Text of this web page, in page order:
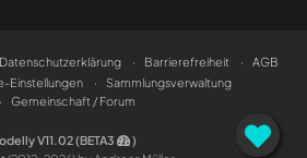
Datenschutzerklärung Barrierefreiheit
AGB
Einstellungen
Sammlungsverwaltung
Gemeinschaft / Forum
V11.02 (BETA3
)